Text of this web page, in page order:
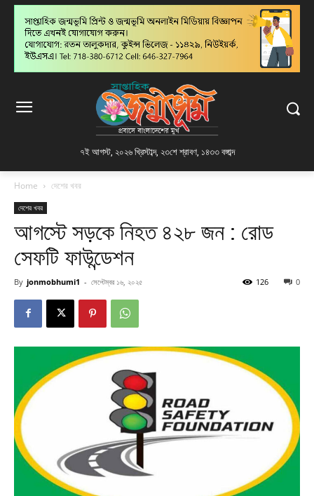
৭ই আগস্ট, ২০২৬ খ্রিস্টাব্দ, ২৩শে শ্রাবণ, ১৪৩৩ বঙ্গাব্দ
Home দেশের খবর
দেশের খবর
আগস্টে সড়কে নিহত ৪২৮ জন : রোড
সেফটি ফাউন্ডেশন
By jonmobhumi1 - সেপ্টেম্বর ১৬, ২০২৫ 0
126